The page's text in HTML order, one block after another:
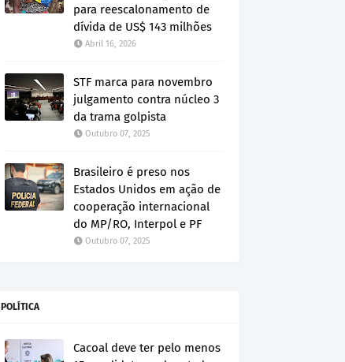
para reescalonamento de
dívida de US$ 143 milhões
Abril 16, 2026
STF marca para novembro
julgamento contra núcleo 3
da trama golpista
Outubro 07, 2025
Brasileiro é preso nos
Estados Unidos em ação de
cooperação internacional
do MP/RO, Interpol e PF
Outubro 07, 2025
POLÍTICA
Cacoal deve ter pelo menos